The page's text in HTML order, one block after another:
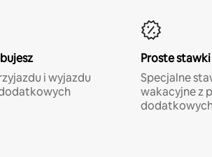
i wyjazdu
Proste
Specjalne
wakacyjne z